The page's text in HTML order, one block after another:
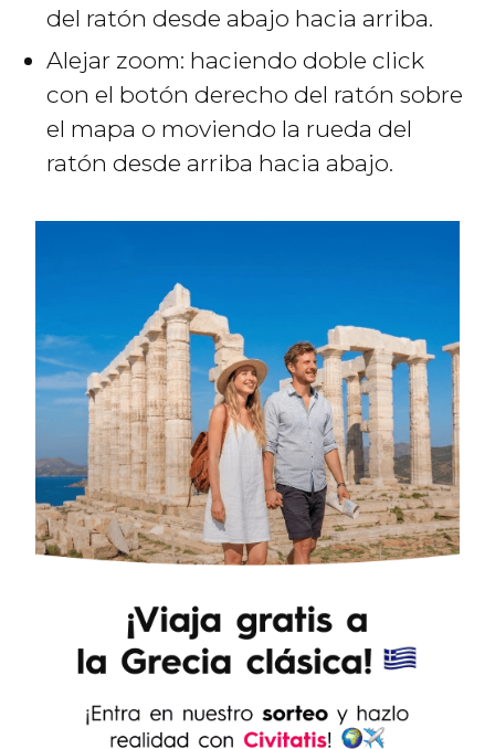
del ratón desde abajo hacia arriba.
Alejar zoom: haciendo doble click
con el botón derecho del ratón sobre
el mapa o moviendo la rueda del
ratón desde arriba hacia abajo.